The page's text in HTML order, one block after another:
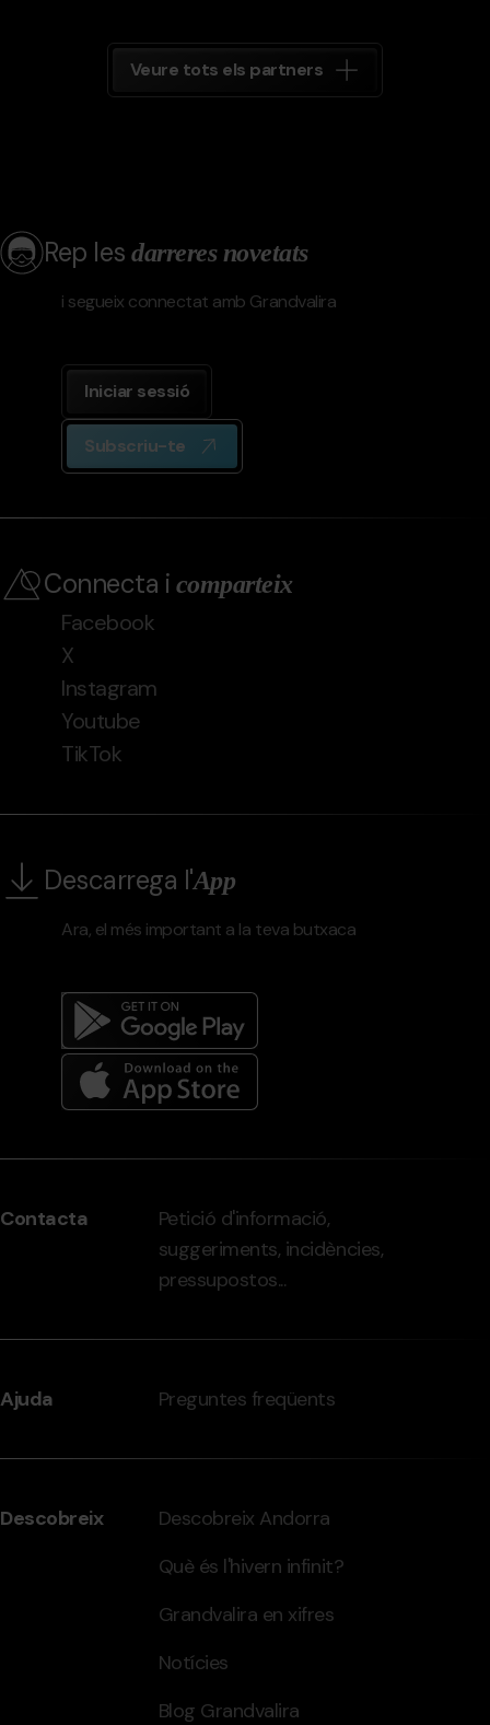
Veure tots els partners
Rep lesdarreres novetats
i segueix connectat amb Grandvalira
Iniciar sessió
Subscriu-te
Connecta i comparteix
Facebook
X
Instagram
Youtube
TikTok
Descarrega l'App
Ara, el més important a la teva butxaca
del
-
Contacta
Petició d'informació,
suggeriments, incidències,
pressupostos...
Ajuda Preguntes freqüents
Descobreix
Descobreix Andorra
Què és l'hivern infinit?
Grandvalira en xifres
Notícies
Blog Grandvalira